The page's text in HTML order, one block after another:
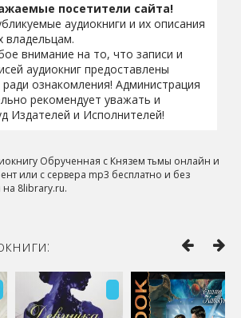
посетители сайта!
аудиокниги и их описания
владельцам.
внимание на то, что записи и
аудиокниг предоставлены
ознакомления! Администрация
рекомендует уважать и
Издателей и Исполнителей!
Обрученная с Князем тьмы онлайн и
или с сервера mp3 бесплатно и без
на 8library.ru.